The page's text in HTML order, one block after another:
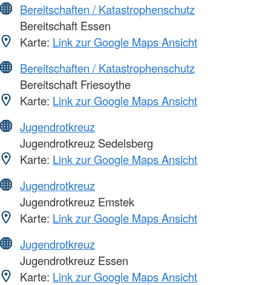
Bereitschaften / Katastrophenschutz
Bereitschaft Essen
Karte: Link zur Google Maps Ansicht
Bereitschaften / Katastrophenschutz
Bereitschaft Friesoythe
Karte: Link zur Google Maps Ansicht
Jugendrotkreuz
Jugendrotkreuz Sedelsberg
Karte: Link zur Google Maps Ansicht
Jugendrotkreuz
Jugendrotkreuz Emstek
Karte: Link zur Google Maps Ansicht
Jugendrotkreuz
Jugendrotkreuz Essen
Karte: Link zur Google Maps Ansicht